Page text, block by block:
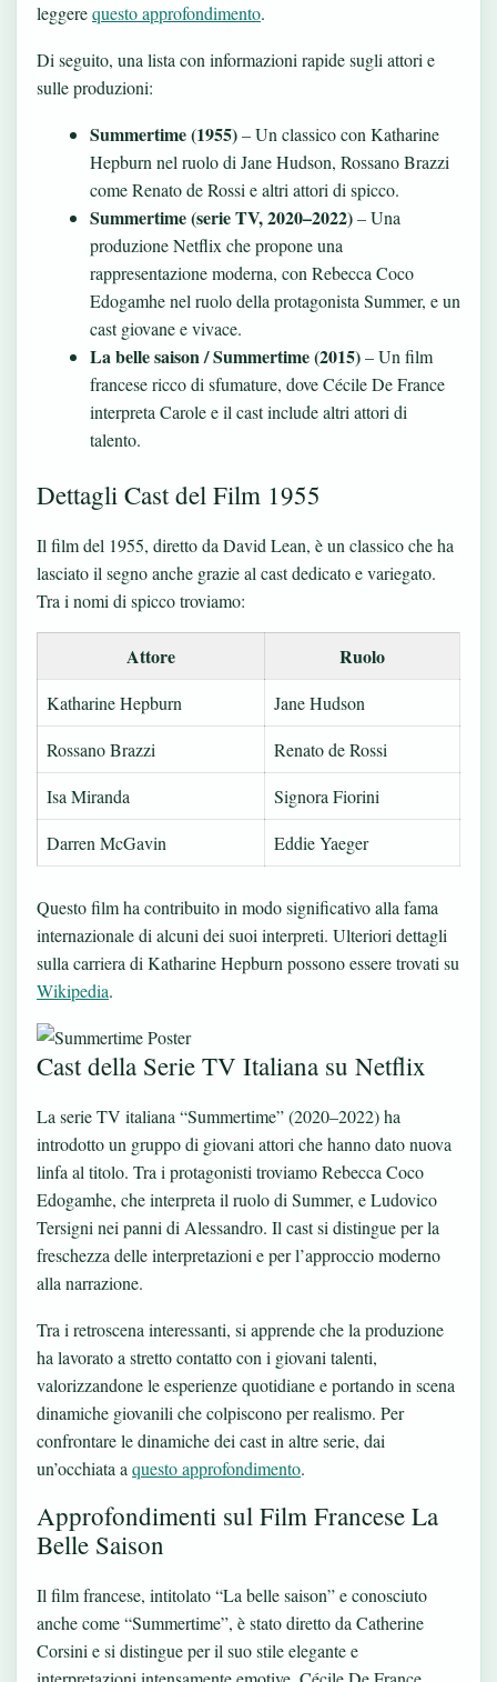
leggerequesto approfondimento.
Di seguito, una lista con informazioni rapide sugli attori e
sulle produzioni:
Summertime (1955)– Un classico con Katharine
Hepburn nel ruolo di Jane Hudson, Rossano Brazzi
come Renato de Rossi e altri attori di spicco.
Summertime (serie TV, 2020–2022)– Una
produzione Netflix che propone una
rappresentazione moderna, con Rebecca Coco
Edogamhe nel ruolo della protagonista Summer, e un
cast giovane e vivace.
La belle saison / Summertime (2015)– Un film
francese ricco di sfumature, dove Cécile De France
interpreta Carole e il cast include altri attori di
talento.
Dettagli Cast del Film 1955
Il film del 1955, diretto da David Lean, è un classico che ha
lasciato il segno anche grazie al cast dedicato e variegato.
Tra i nomi di spicco troviamo:
Attore Ruolo
Katharine Hepburn
Jane Hudson
Rossano Brazzi
Renato de Rossi
Isa Miranda
Signora Fiorini
Darren McGavin
Eddie Yaeger
Questo film ha contribuito in modo significativo alla fama
internazionale di alcuni dei suoi interpreti. Ulteriori dettagli
sulla carriera di Katharine Hepburn possono essere trovati su
Wikipedia.
Cast della Serie TV Italiana su Netflix
La serie TV italiana “Summertime” (2020–2022) ha
introdotto un gruppo di giovani attori che hanno dato nuova
linfa al titolo. Tra i protagonisti troviamo Rebecca Coco
Edogamhe, che interpreta il ruolo di Summer, e Ludovico
Tersigni nei panni di Alessandro. Il cast si distingue per la
freschezza delle interpretazioni e per l’approccio moderno
alla narrazione.
Tra i retroscena interessanti, si apprende che la produzione
ha lavorato a stretto contatto con i giovani talenti,
valorizzandone le esperienze quotidiane e portando in scena
dinamiche giovanili che colpiscono per realismo. Per
confrontare le dinamiche dei cast in altre serie, dai
un’occhiata a questo approfondimento.
Approfondimenti sul Film Francese La
Belle Saison
Il film francese, intitolato “La belle saison” e conosciuto
anche come “Summertime”, è stato diretto da Catherine
Corsini e si distingue per il suo stile elegante e